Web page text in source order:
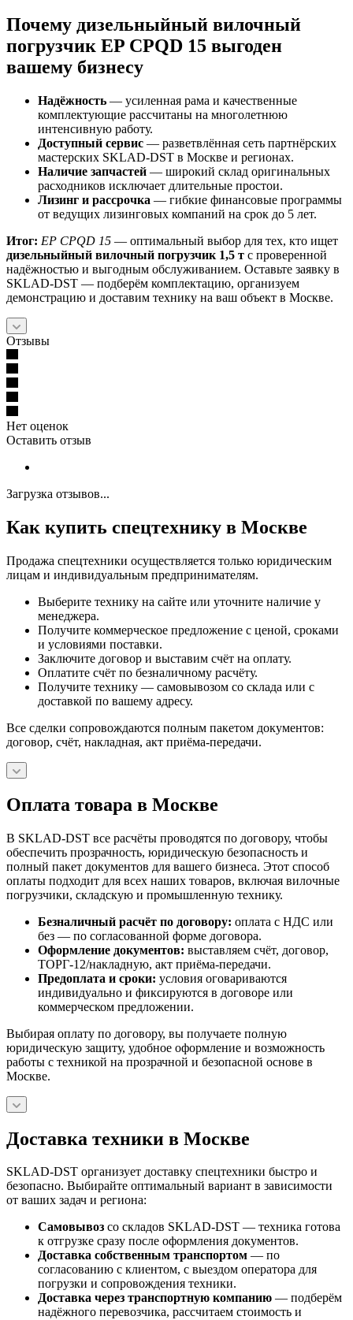
Почему дизельныйный вилочный
погрузчик EP CPQD 15 выгоден
вашему бизнесу
Надёжность — усиленная рама и качественные
комплектующие рассчитаны на многолетнюю
интенсивную работу.
Доступный сервис — разветвлённая сеть партнёрских
мастерских SKLAD‑DST в Москве и регионах.
Наличие запчастей — широкий склад оригинальных
расходников исключает длительные простои.
Лизинг и рассрочка — гибкие финансовые программы
от ведущих лизинговых компаний на срок до 5 лет.
Итог: EP CPQD 15 — оптимальный выбор для тех, кто ищет
дизельныйный вилочный погрузчик 1,5 т с проверенной
надёжностью и выгодным обслуживанием. Оставьте заявку в
SKLAD‑DST — подберём комплектацию, организуем
демонстрацию и доставим технику на ваш объект в Москве.
Отзывы
Нет оценок
Оставить отзыв
Загрузка отзывов...
Как купить спецтехнику в Москве
Продажа спецтехники осуществляется только юридическим
лицам и индивидуальным предпринимателям.
Выберите технику на сайте или уточните наличие у
менеджера.
Получите коммерческое предложение с ценой, сроками
и условиями поставки.
Заключите договор и выставим счёт на оплату.
Оплатите счёт по безналичному расчёту.
Получите технику — самовывозом со склада или с
доставкой по вашему адресу.
Все сделки сопровождаются полным пакетом документов:
договор, счёт, накладная, акт приёма-передачи.
Оплата товара в Москве
В SKLAD-DST все расчёты проводятся по договору, чтобы
обеспечить прозрачность, юридическую безопасность и
полный пакет документов для вашего бизнеса. Этот способ
оплаты подходит для всех наших товаров, включая вилочные
погрузчики, складскую и промышленную технику.
Безналичный расчёт по договору: оплата с НДС или
без — по согласованной форме договора.
Оформление документов: выставляем счёт, договор,
ТОРГ-12/накладную, акт приёма-передачи.
Предоплата и сроки: условия оговариваются
индивидуально и фиксируются в договоре или
коммерческом предложении.
Выбирая оплату по договору, вы получаете полную
юридическую защиту, удобное оформление и возможность
работы с техникой на прозрачной и безопасной основе в
Москве.
Доставка техники в Москве
SKLAD-DST организует доставку спецтехники быстро и
безопасно. Выбирайте оптимальный вариант в зависимости
от ваших задач и региона:
Самовывоз со складов SKLAD-DST — техника готова
к отгрузке сразу после оформления документов.
Доставка собственным транспортом — по
согласованию с клиентом, с выездом оператора для
погрузки и сопровождения техники.
Доставка через транспортную компанию — подберём
надёжного перевозчика, рассчитаем стоимость и